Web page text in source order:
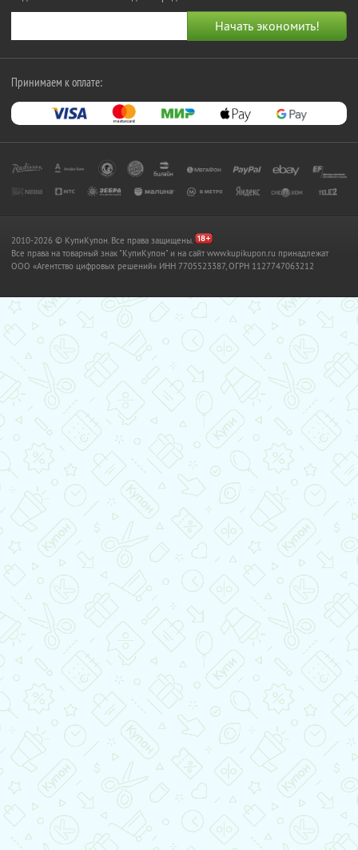
Принимаем к оплате:
2010-2026 © КупиКупон. Все права защищены.
Все права на товарный знак "КупиКупон" и на сайт www.kupikupon.ru принадлежат
OOO «Агентство цифровых решений» ИНН 7705523387, ОГРН 1127747063212